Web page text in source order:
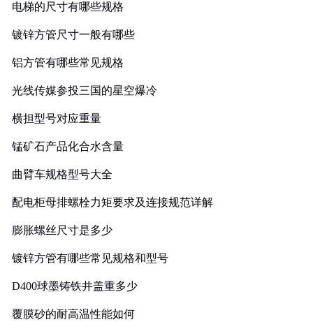
电梯的尺寸有哪些规格
镀锌方管尺寸一般有哪些
铝方管有哪些常见规格
光线传媒参投三国的星空爆冷
横担型号对应重量
锰矿石产品化合水含量
曲臂车规格型号大全
配电柜母排螺栓力矩要求及连接规范详解
膨胀螺丝尺寸是多少
镀锌方管有哪些常见规格和型号
D400球墨铸铁井盖重多少
覆膜砂的耐高温性能如何